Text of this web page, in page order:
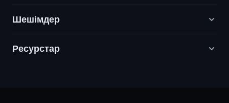
Шешімдер
Цифрлық маркетинг агенттіктері
Ресурстар